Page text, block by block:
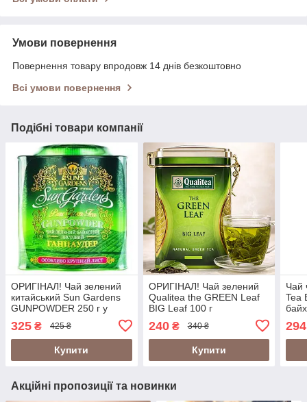
Умови повернення
Повернення товару впродовж 14 днів безкоштовно
Всі умови повернення
Подібні товари компанії
ОРИГІНАЛ! Чай зелений
китайський Sun Gardens
GUNPOWDER 250 г у
крупнолистовий (Сан
Гарденс Ганпаудер)
325 ₴ 425 ₴
Купити
ОРИГІНАЛ! Чай зелений
Qualitea the GREEN Leaf
BIG Leaf 100 г
подарунковій банці
(Цейлон)
240₴ 340 ₴
Купити
Чай
Tea
294
Акційні пропозиції та новинки